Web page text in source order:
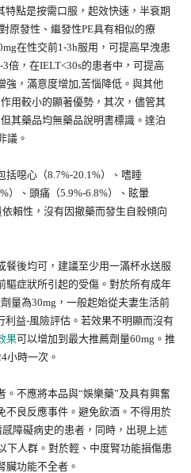
點是按需口服，起效快速，半衰期
原發性、繼發性PE具有相似的療
在性交前1-3h服用，可提高早洩患
倍，在IELT<30s的患者中，可提高
強，滿意度增加,苦惱降低。與其他
用較小的顯著優勢，其次，儘管其
其藥品均無藥品說明書標識。達泊
議。
括噁心（8.7%-20.1%）、嗜睡
）、頭痛（5.9%-6.8%）、眩暈
依賴性，沒有因撤藥而發生自殺傾向
餐後均可，建議至少用一滿杯水送服
驅症狀所引起的受傷。對於所有成年
量為30mg，一般起始從夫妻生活前
利益-風險評估。若效果不明顯而沒有
果可以增加到最大推薦劑量60mg。推
小時一次。
。不應將本品與“娛樂藥”及具有興奮
不良反應事件。避免飲酒。不得用於
障礙病史的患者，同時，出現上述
下人群。對於輕、中度腎功能損傷患
臟功能不全者。